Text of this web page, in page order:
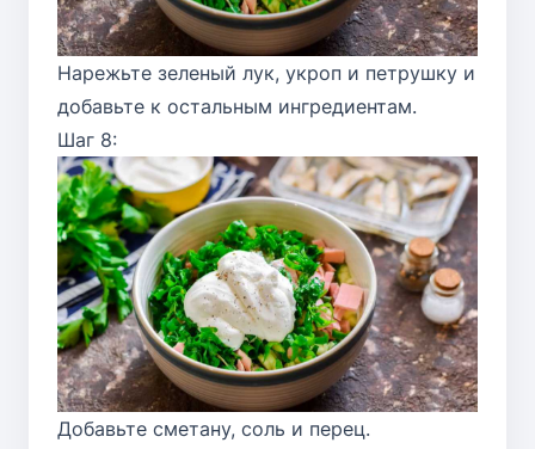
Нарежьте зеленый лук, укроп и петрушку и
добавьте к остальным ингредиентам.
Шаг 8:
Добавьте сметану, соль и перец.